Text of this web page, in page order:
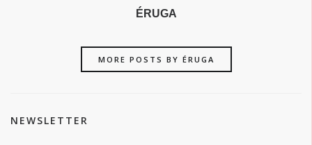
ÉRUGA
MORE POSTS BY ÉRUGA
NEWSLETTER